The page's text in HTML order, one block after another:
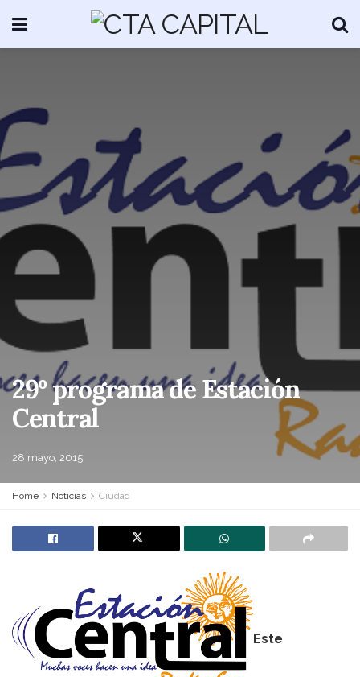
29º programa de Estación
Central
28 mayo, 2015
Home Noticias Ciudad
Este